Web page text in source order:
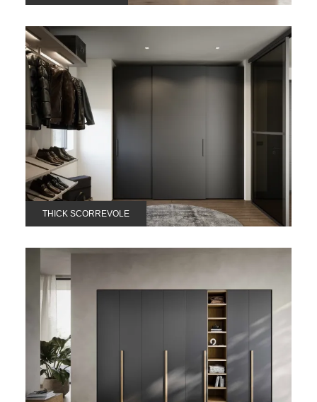
THICK SCORREVOLE